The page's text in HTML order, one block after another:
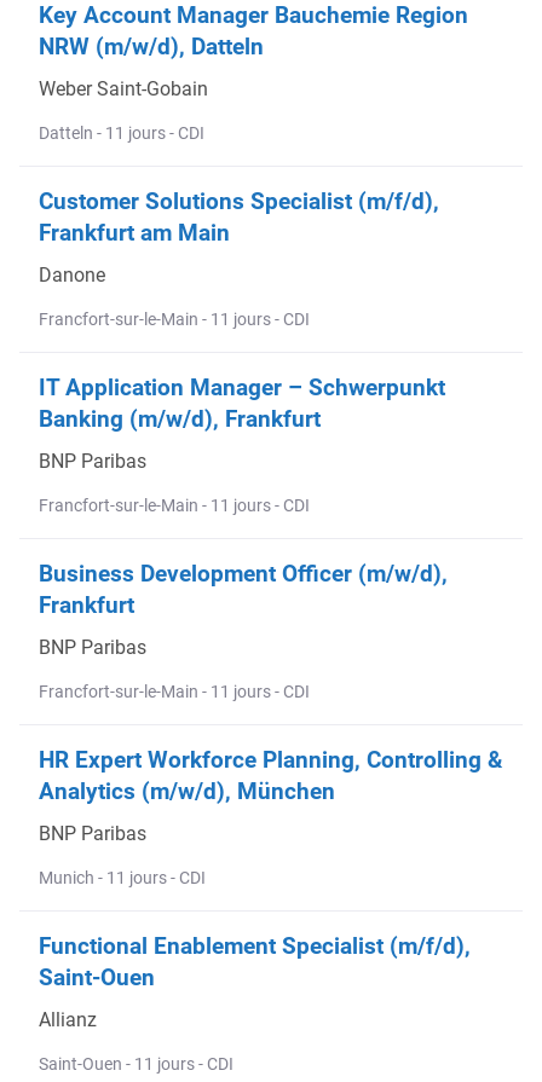
Key Account Manager Bauchemie Region
NRW (m/w/d), Datteln
Weber Saint-Gobain
Datteln - 11 jours - CDI
Customer Solutions Specialist (m/f/d),
Frankfurt am Main
Danone
Francfort-sur-le-Main - 11 jours - CDI
IT Application Manager – Schwerpunkt
Banking (m/w/d), Frankfurt
BNP Paribas
Francfort-sur-le-Main - 11 jours - CDI
Business Development Officer (m/w/d),
Frankfurt
BNP Paribas
Francfort-sur-le-Main - 11 jours - CDI
HR Expert Workforce Planning, Controlling &
Analytics (m/w/d), München
BNP Paribas
Munich - 11 jours - CDI
Functional Enablement Specialist (m/f/d),
Saint-Ouen
Allianz
Saint-Ouen - 11 jours - CDI